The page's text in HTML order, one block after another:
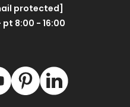
protected]
pt 8:00 - 16:00